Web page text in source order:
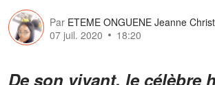
Par ETEME ONGUENE Jeanne
07 juil. 2020
18:20
De son vivant, le célèbre